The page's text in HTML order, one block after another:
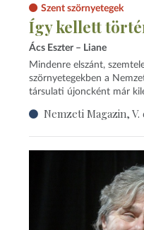
Szent szörnyetegek
Így kellett
Ács Eszter – Liane
Mindenre elszánt,
szörnyetegekben a
társulati újoncként már
Nemzeti Magazin, V.